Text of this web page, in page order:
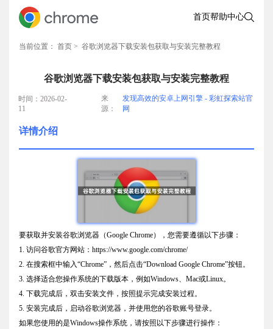
首页帮助中心
当前位置： 首页 > 谷歌浏览器下载安装包获取与安装完整教程
谷歌浏览器下载安装包获取与安装完整教程
时间：2026-02-
11
来
源：
发现高效的安卓上网引擎 - 彩虹探索站官
网
详情介绍
要获取并安装谷歌浏览器（Google Chrome），您需要遵循以下步骤：
1. 访问谷歌官方网站：https://www.google.com/chrome/
2. 在搜索框中输入“Chrome”，然后点击“Download Google Chrome”按钮。
3. 选择适合您操作系统的下载版本，例如Windows、Mac或Linux。
4. 下载完成后，双击安装文件，按照提示完成安装过程。
5. 安装完成后，启动谷歌浏览器，并使用您的谷歌账号登录。
如果您使用的是Windows操作系统，请按照以下步骤进行操作：